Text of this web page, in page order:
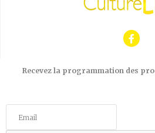
Recevez la programmation des